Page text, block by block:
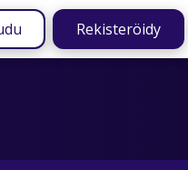
Rekisteröidy